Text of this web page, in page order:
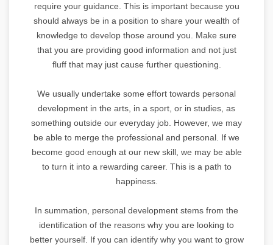
require your guidance. This is important because you
should always be in a position to share your wealth of
knowledge to develop those around you. Make sure
that you are providing good information and not just
fluff that may just cause further questioning.
We usually undertake some effort towards personal
development in the arts, in a sport, or in studies, as
something outside our everyday job. However, we may
be able to merge the professional and personal. If we
become good enough at our new skill, we may be able
to turn it into a rewarding career. This is a path to
happiness.
In summation, personal development stems from the
identification of the reasons why you are looking to
better yourself. If you can identify why you want to grow